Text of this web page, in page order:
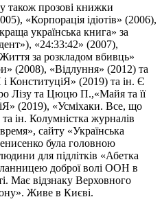
також прозові книжки
«Корпорація ідіотів» (2006),
українська книга» за
«24:33:42» (2007),
за розкладом вбивць»
(2008), «Відлуння» (2012) та
КонституціЯ» (2019) та ін. Є
Лізу та Цюцю П.,«Майя та її
(2019), «Усміхаки. Все, що
ін. Колумністка журналів
сайту «Українська
була головною
для підлітків «Абетка
доброї волі ООН в
Має відзнаку Верховного
Живе в Києві.